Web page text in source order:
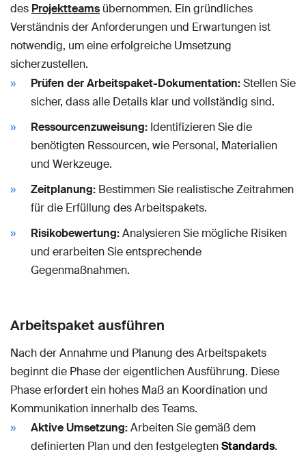
des Projektteams übernommen. Ein gründliches
Verständnis der Anforderungen und Erwartungen ist
notwendig, um eine erfolgreiche Umsetzung
sicherzustellen.
Prüfen der Arbeitspaket-Dokumentation:Stellen Sie
sicher, dass alle Details klar und vollständig sind.
Ressourcenzuweisung: Identifizieren Sie die
benötigten Ressourcen, wie Personal, Materialien
und Werkzeuge.
Zeitplanung: Bestimmen Sie realistische Zeitrahmen
für die Erfüllung des Arbeitspakets.
Risikobewertung:Analysieren Sie mögliche Risiken
und erarbeiten Sie entsprechende
Gegenmaßnahmen.
Arbeitspaket ausführen
Nach der Annahme und Planung des Arbeitspakets
beginnt die Phase der eigentlichen Ausführung. Diese
Phase erfordert ein hohes Maß an Koordination und
Kommunikation innerhalb des Teams.
Aktive Umsetzung:Arbeiten Sie gemäß dem
definierten Plan und den festgelegtenStandards.